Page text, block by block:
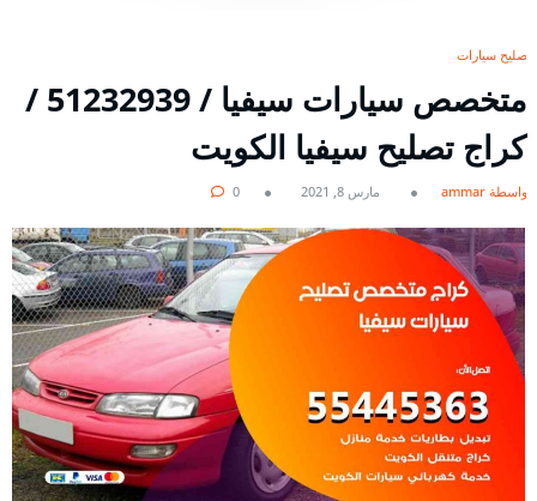
تصليح سيارات
متخصص سيارات سيفيا / 51232939‬ /
كراج تصليح سيفيا الكويت
بواسطة ammar مارس 8, 2021 0